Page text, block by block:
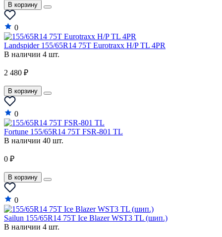
В корзину
0
Landspider 155/65R14 75T Eurotraxx H/P TL 4PR
В наличии 4 шт.
2 480 ₽
В корзину
0
Fortune 155/65R14 75T FSR-801 TL
В наличии 40 шт.
0 ₽
В корзину
0
Sailun 155/65R14 75T Ice Blazer WST3 TL (шип.)
В наличии 4 шт.